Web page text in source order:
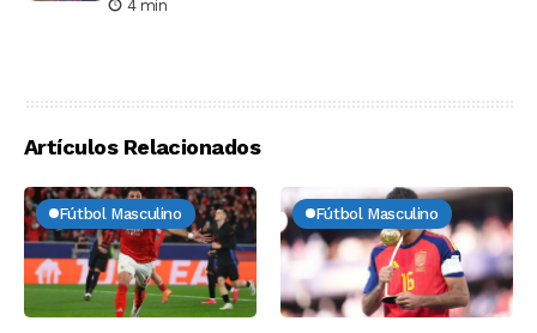
4 min
Artículos Relacionados
Fútbol Masculino Fútbol Masculino